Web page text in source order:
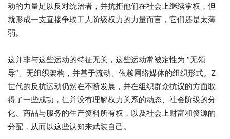
动的力量足以反对统治者，并抗拒他们在社会上继续掌权，但
就形成一支直接争取工人阶级权力的力量而言，它们还是太薄
弱。
这并非与这些运动的特征无关，这些运动常被定性为 “无领
导”、无组织架构，并基于流动、依赖网络媒体的组织形式。Z
世代的反抗运动仍然在不断发展，并在组织群众抗议的方面取
得了一些成功，但并没有理解权力关系的动态、社会阶级的分
化、商品与服务的生产资料所有权，以及社会上财富和资源的
分配，从而以这些认知来武装自己。